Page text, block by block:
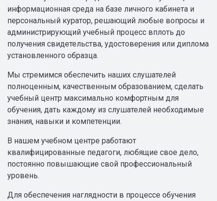
информационная среда на базе личного кабинета и
персональный куратор, решающий любые вопросы и
администрирующий учебный процесс вплоть до
получения свидетельства, удостоверения или диплома
установленного образца.
Мы стремимся обеспечить наших слушателей
полноценным, качественным образованием, сделать
учебный центр максимально комфортным для
обучения, дать каждому из слушателей необходимые
знания, навыки и компетенции.
В нашем учебном центре работают
квалифицированные педагоги, любящие свое дело,
постоянно повышающие свой профессиональный
уровень.
Для обеспечения наглядности в процессе обучения